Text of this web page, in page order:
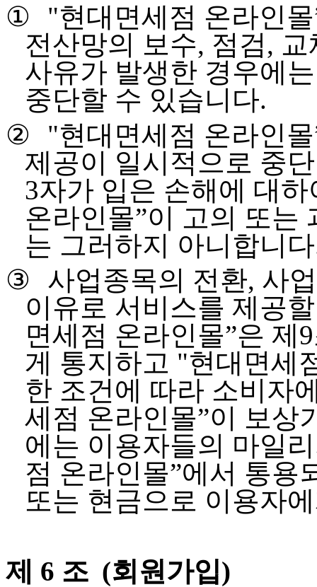
①
"현대면세점 온라인몰
전산망의 보수, 점검,
사유가 발생한 경우에
중단할 수 있습니다.
②
"현대면세점 온라인몰
제공이 일시적으로 중
3자가 입은 손해에 대
온라인몰”이 고의 또는
는 그러하지 아니합니다
③
사업종목의 전환, 사
이유로 서비스를 제공
면세점 온라인몰”은 제9
게 통지하고 "현대면세
한 조건에 따라 소비자
세점 온라인몰”이 보상
에는 이용자들의 마일
점 온라인몰”에서 통용
또는 현금으로 이용자
제 6 조 (회원가입)